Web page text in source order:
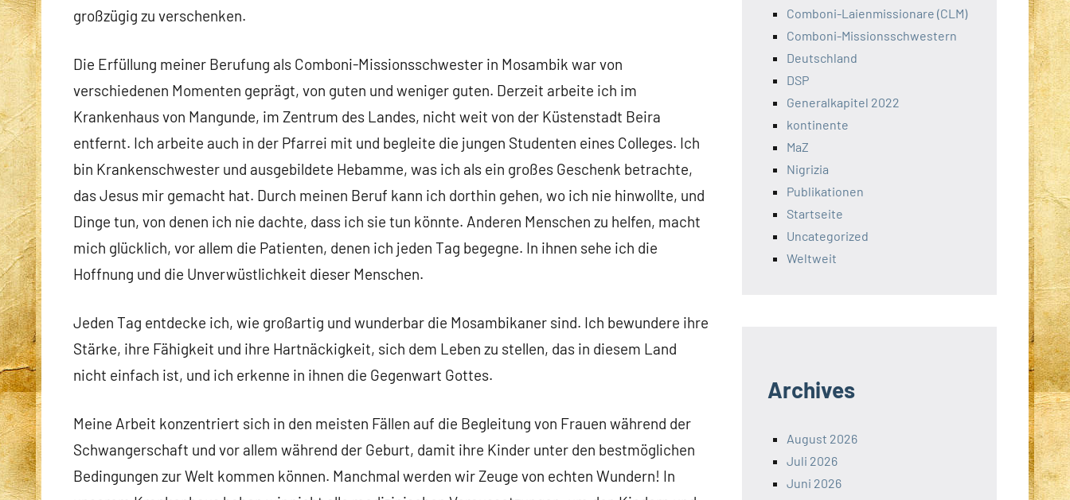
großzügig zu verschenken.
Die Erfüllung meiner Berufung als Comboni-Missionsschwester in Mosambik war von
verschiedenen Momenten geprägt, von guten und weniger guten. Derzeit arbeite ich im
Krankenhaus von Mangunde, im Zentrum des Landes, nicht weit von der Küstenstadt Beira
entfernt. Ich arbeite auch in der Pfarrei mit und begleite die jungen Studenten eines Colleges. Ich
bin Krankenschwester und ausgebildete Hebamme, was ich als ein großes Geschenk betrachte,
das Jesus mir gemacht hat. Durch meinen Beruf kann ich dorthin gehen, wo ich nie hinwollte, und
Dinge tun, von denen ich nie dachte, dass ich sie tun könnte. Anderen Menschen zu helfen, macht
mich glücklich, vor allem die Patienten, denen ich jeden Tag begegne. In ihnen sehe ich die
Hoffnung und die Unverwüstlichkeit dieser Menschen.
Jeden Tag entdecke ich, wie großartig und wunderbar die Mosambikaner sind. Ich bewundere ihre
Stärke, ihre Fähigkeit und ihre Hartnäckigkeit, sich dem Leben zu stellen, das in diesem Land
nicht einfach ist, und ich erkenne in ihnen die Gegenwart Gottes.
Meine Arbeit konzentriert sich in den meisten Fällen auf die Begleitung von Frauen während der
Schwangerschaft und vor allem während der Geburt, damit ihre Kinder unter den bestmöglichen
Bedingungen zur Welt kommen können. Manchmal werden wir Zeuge von echten Wundern! In
Comboni-Laienmissionare (CLM)
Comboni-Missionsschwestern
Deutschland
DSP
Generalkapitel 2022
kontinente
MaZ
Nigrizia
Publikationen
Startseite
Uncategorized
Weltweit
Archives
August 2026
Juli 2026
Juni 2026